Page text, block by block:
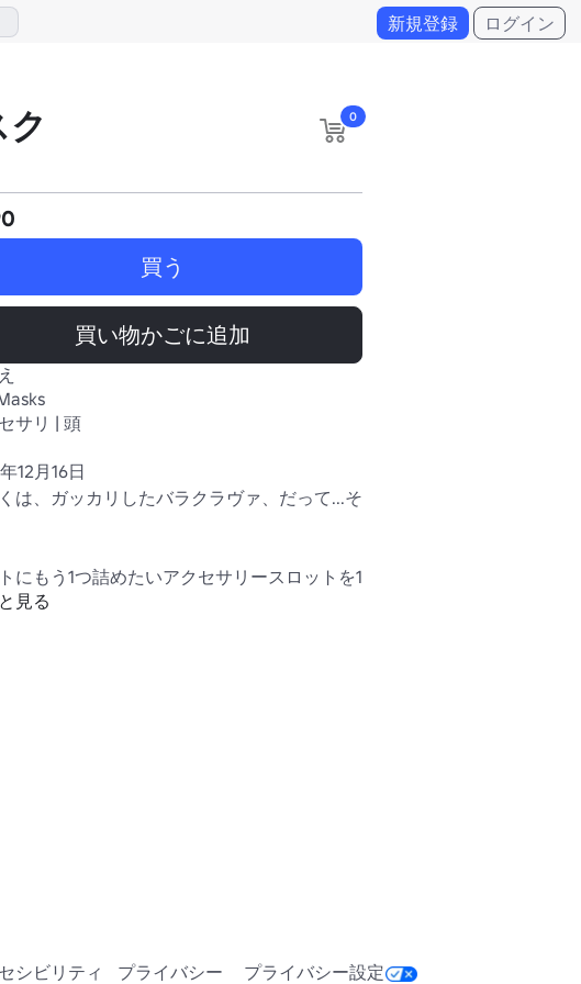
新規登録 ログイン
0
買う
買い物かごに追加
サリ | 頭
12月16日
は、ガッカリしたバラクラヴァ、だって...そ
にもう1つ詰めたいアクセサリースロットを1
します!
見る
シビリティ プライバシー プライバシー設定